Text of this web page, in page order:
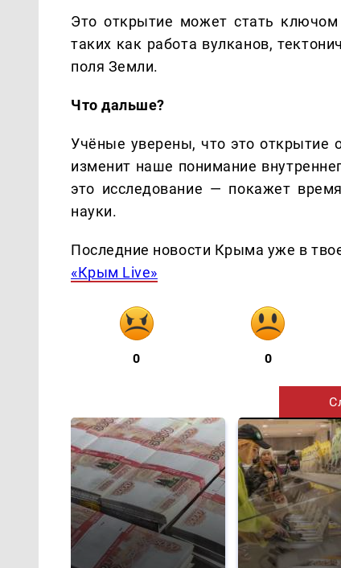
Это открытие может стать
таких как работа вулканов,
поля Земли.
Что дальше?
Учёные уверены, что это открытие
изменит наше понимание
это исследование — покажет
науки.
Последние новости Крыма уже в
«Крым Live»
0 0